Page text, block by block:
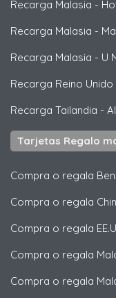
Recarga Malasia -
Recarga Malasia -
Recarga Malasia - U
Recarga Reino Unido
Recarga Tailandia -
Tarjetas Regalo
Compra o regala
Compra o regala
Compra o regala
Compra o regala
Compra o regala